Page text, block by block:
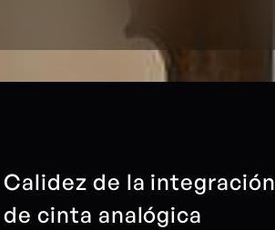
Calidez de la integración
de cinta analógica